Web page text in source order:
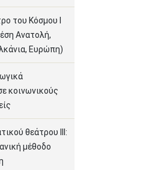
του Κόσμου Ι
Ανατολή,
Ευρώπη)
κοινωνικούς
θεάτρου ΙΙΙ:
μέθοδο